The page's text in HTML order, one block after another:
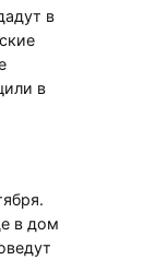
в
в
в дом